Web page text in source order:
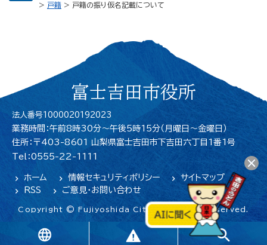
> 戸籍 > 戸籍の振り仮名記載について
富士吉田市役所
法人番号1000020192023
業務時間：午前8時30分～午後5時15分（月曜日〜金曜日）
住所：〒403-8601 山梨県富士吉田市下吉田六丁目1番1号
Tel：0555-22-1111
ホーム 情報セキュリティポリシー
サイトマップ
RSS
ご意見・お問い合わせ
Copyright © Fujiyoshida City. All Rights Reserved.